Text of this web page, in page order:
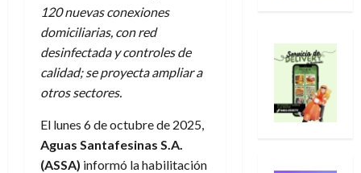
120 nuevas conexiones
domiciliarias, con red
desinfectada y controles de
calidad; se proyecta ampliar a
otros sectores.
El lunes 6 de octubre de 2025,
Aguas Santafesinas S.A.
(ASSA) informó la habilitación